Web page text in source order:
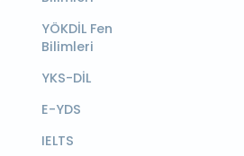
YÖKDİL Fen
Bilimleri
YKS-DİL
E-YDS
IELTS